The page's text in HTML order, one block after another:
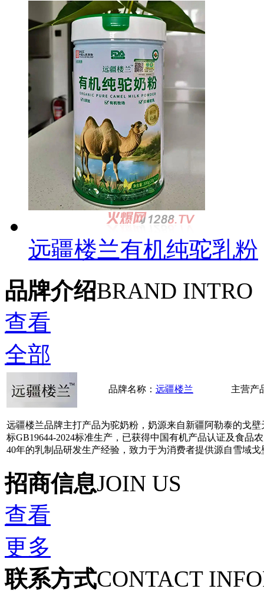
远疆楼兰有机纯驼乳粉
品牌介绍BRAND INTRO
查看
全部
品牌名称： 远疆楼兰 主营产
远疆楼兰品牌主打产品为驼奶粉，奶源来自新疆阿勒泰的戈
标GB19644-2024标准生产，已获得中国有机产品认证及食品
40年的乳制品研发生产经验，致力于为消费者提供源自雪域
招商信息JOIN US
查看
更多
联系方式CONTACT